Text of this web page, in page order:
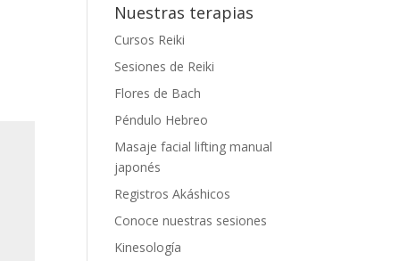
Nuestras terapias
Cursos Reiki
Sesiones de Reiki
Flores de Bach
Péndulo Hebreo
Masaje facial lifting manual
japonés
Registros Akáshicos
Conoce nuestras sesiones
Kinesología